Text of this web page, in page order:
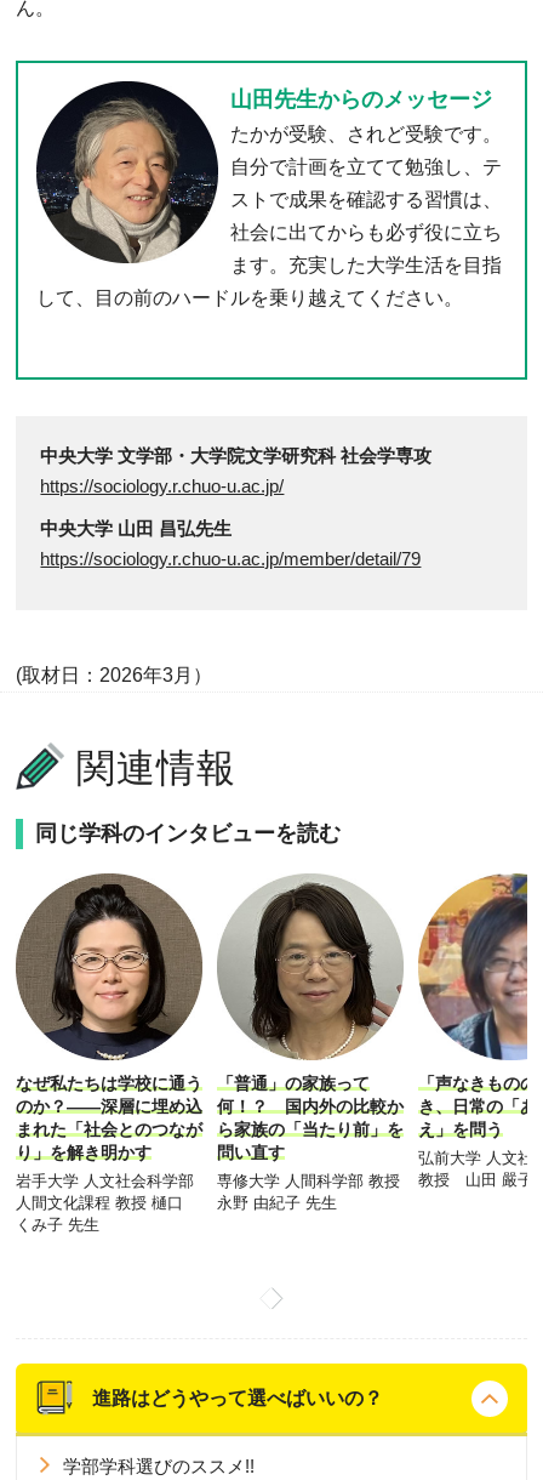
ん。
山田先生からのメッセージ
たかが受験、されど受験です。
自分で計画を立てて勉強し、テ
ストで成果を確認する習慣は、
社会に出てからも必ず役に立ち
ます。充実した大学生活を目指
して、目の前のハードルを乗り越えてください。
中央大学 文学部・大学院文学研究科 社会学専攻
https://sociology.r.chuo-u.ac.jp/
中央大学 山田 昌弘先生
https://sociology.r.chuo-u.ac.jp/member/detail/79
(取材日：2026年3月）
関連情報
同じ学科のインタビューを読む
なぜ私たちは学校に通う
のか？――深層に埋め込
まれた「社会とのつなが
り」を解き明かす
岩手大学 人文社会科学部
人間文化課程 教授 樋口
くみ子 先生
「普通」の家族って
何！？ 国内外の比較か
ら家族の「当たり前」を
問い直す
専修大学 人間科学部 教授
永野 由紀子 先生
「声なきものの
き、日常の「あ
え」を問う
弘前大学 人文社
教授 山田 嚴子
進路はどうやって選べばいいの？
学部学科選びのススメ!!